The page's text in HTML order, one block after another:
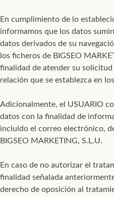
En cumplimiento de lo
informamos que los datos
datos derivados de su
los ficheros de BIGSEO
finalidad de atender su
relación que se establezca en
Adicionalmente, el USUARIO
datos con la finalidad de
incluido el correo electrónico,
BIGSEO MARKETING, S.L.U.
En caso de no autorizar el
finalidad señalada
derecho de oposición al